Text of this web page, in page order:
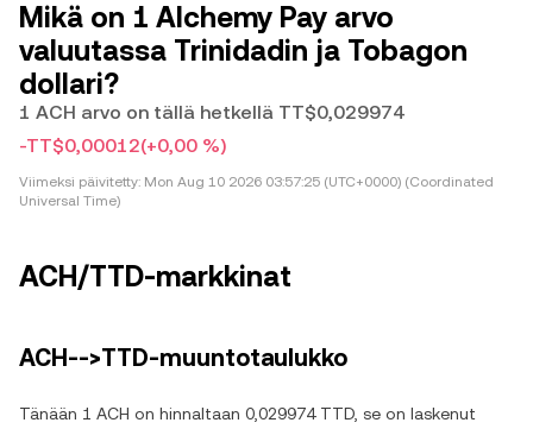
Mikä on 1 Alchemy Pay arvo
valuutassa Trinidadin ja Tobagon
dollari?
1 ACH arvo on tällä hetkellä TT$0,029974
-TT$0,00012(+0,00 %)
Viimeksi päivitetty: Mon Aug 10 2026 03:57:25 (UTC+0000) (Coordinated
Universal Time)
ACH/TTD-markkinat
ACH-->TTD-muuntotaulukko
Tänään 1 ACH on hinnaltaan 0,029974 TTD, se on laskenut